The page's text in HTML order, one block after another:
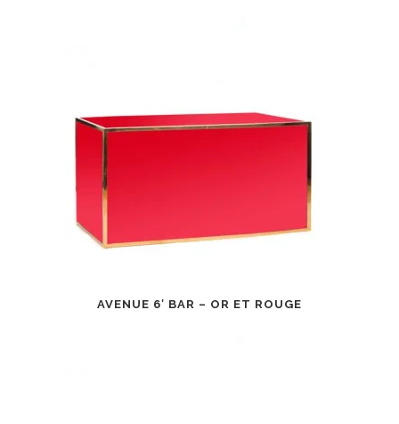
AVENUE 6′ BAR – OR ET ROUGE